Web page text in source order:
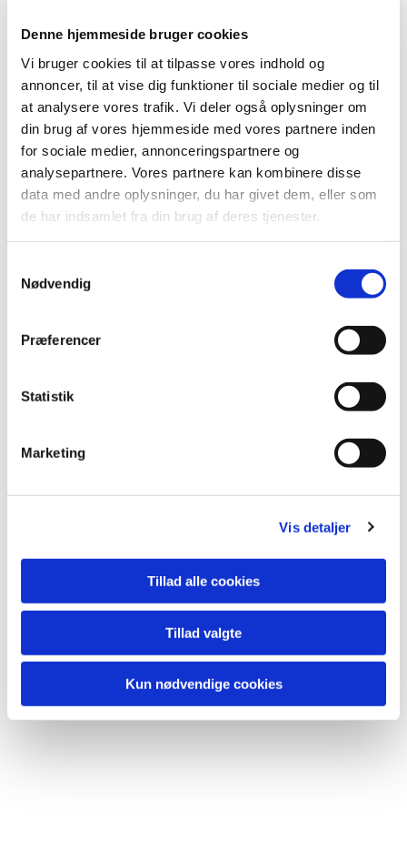
Denne hjemmeside bruger cookies
Vi bruger cookies til at tilpasse vores indhold og
annoncer, til at vise dig funktioner til sociale medier og til
at analysere vores trafik. Vi deler også oplysninger om
din brug af vores hjemmeside med vores partnere inden
for sociale medier, annonceringspartnere og
analysepartnere. Vores partnere kan kombinere disse
data med andre oplysninger, du har givet dem, eller som
de har indsamlet fra din brug af deres tjenester.
Nødvendig
Præferencer
Statistik
Marketing
Vis detaljer
Tillad alle cookies
Tillad valgte
Kun nødvendige cookies